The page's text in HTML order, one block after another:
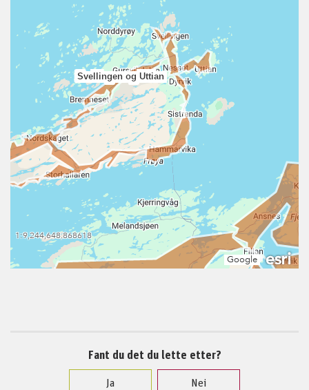
Fant du det du lette etter?
Ja
Nei